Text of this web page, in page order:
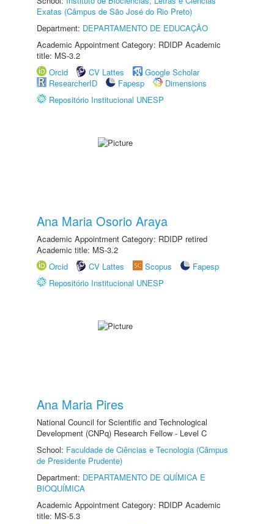
Exatas (Câmpus de São José do Rio Preto)
Department: DEPARTAMENTO DE EDUCAÇÃO
Academic Appointment Category: RDIDP Academic
title: MS-3.2
Orcid
CV Lattes
Google Scholar
ResearcherID
Fapesp
Dimensions
Repositório Institucional UNESP
Ana Maria Osorio Araya
Academic Appointment Category: RDIDP retired
Academic title: MS-3.2
Orcid
CV Lattes Scopus
Fapesp
Repositório Institucional UNESP
Ana Maria Pires
National Council for Scientific and Technological
Development (CNPq) Research Fellow - Level C
School: Faculdade de Ciências e Tecnologia (Câmpus
de Presidente Prudente)
Department: DEPARTAMENTO DE QUÍMICA E
BIOQUÍMICA
Academic Appointment Category: RDIDP Academic
title: MS-5.3